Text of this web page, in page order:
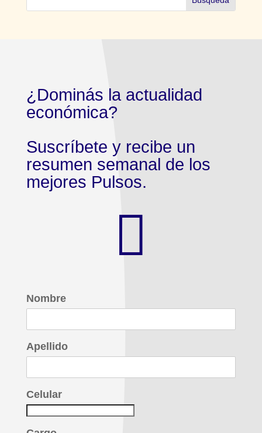
¿Dominás la actualidad
económica?
Suscríbete y recibe un
resumen semanal de los
mejores Pulsos.

Nombre
Apellido
Celular